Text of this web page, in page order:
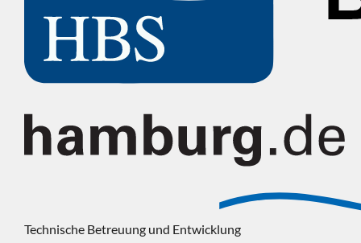
Technische Betreuung und Entwicklung